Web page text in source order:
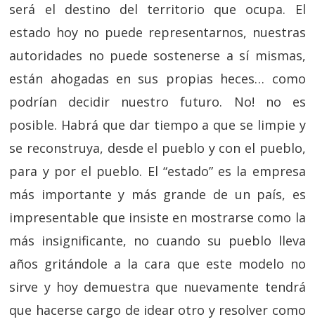
será el destino del territorio que ocupa. El
estado hoy no puede representarnos, nuestras
autoridades no puede sostenerse a sí mismas,
están ahogadas en sus propias heces… como
podrían decidir nuestro futuro. No! no es
posible. Habrá que dar tiempo a que se limpie y
se reconstruya, desde el pueblo y con el pueblo,
para y por el pueblo. El “estado” es la empresa
más importante y más grande de un país, es
impresentable que insiste en mostrarse como la
más insignificante, no cuando su pueblo lleva
años gritándole a la cara que este modelo no
sirve y hoy demuestra que nuevamente tendrá
que hacerse cargo de idear otro y resolver como